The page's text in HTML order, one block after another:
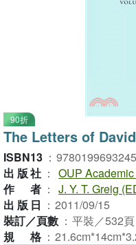
90折
The Letters of
ISBN13 ： 9780199693245
出版社 ： OUP
作者 ： J. Y. T. Greig
出版日 ： 2011/09/15
裝訂／頁數 ： 平裝／532頁
規格 ：